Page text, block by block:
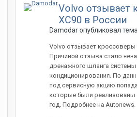
Volvo отзывает
XC90 в России
Damodar опубликовал
Volvo отзывает кроссоверы
Причиной отзыва стало
дренажного шланга системы
кондиционирования. По
под сервисную акцию
которые были реализованы
год. Подробнее на Autonews.